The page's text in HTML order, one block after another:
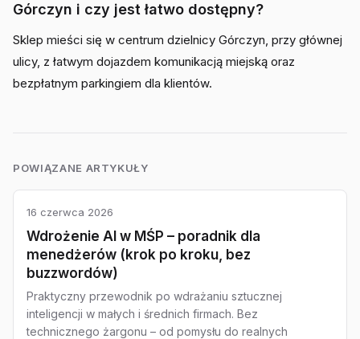
Górczyn i czy jest łatwo dostępny?
Sklep mieści się w centrum dzielnicy Górczyn, przy głównej
ulicy, z łatwym dojazdem komunikacją miejską oraz
bezpłatnym parkingiem dla klientów.
POWIĄZANE ARTYKUŁY
16 czerwca 2026
Wdrożenie AI w MŚP – poradnik dla
menedżerów (krok po kroku, bez
buzzwordów)
Praktyczny przewodnik po wdrażaniu sztucznej
inteligencji w małych i średnich firmach. Bez
technicznego żargonu – od pomysłu do realnych